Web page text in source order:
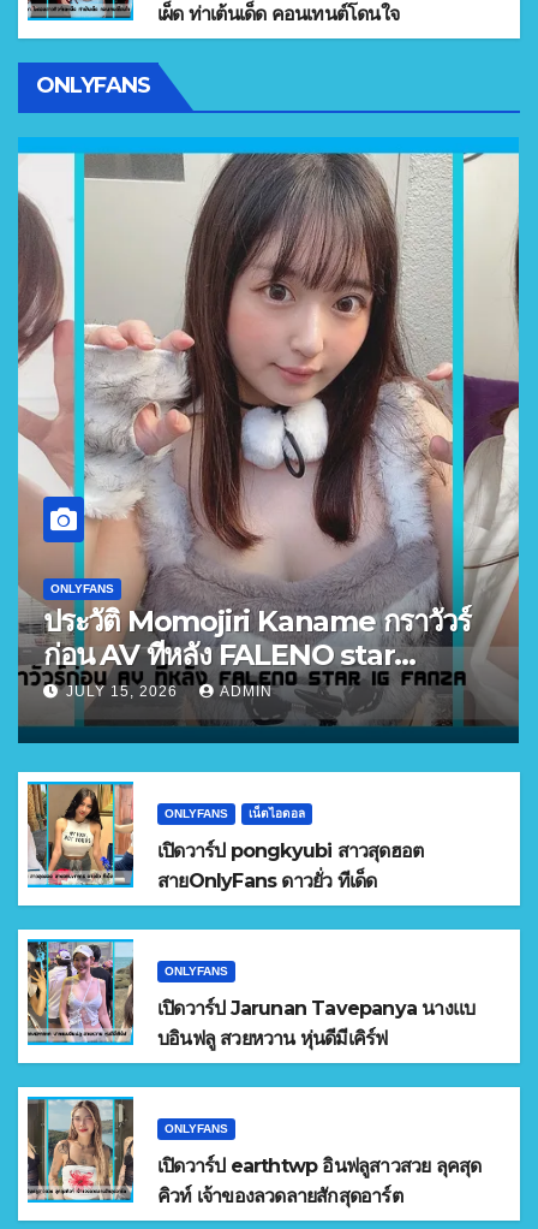
เผ็ด ท่าเต้นเด็ด คอนเทนต์โดนใจ
ONLYFANS
ONLYFANS
ประวัติ Momojiri Kaname กราวัวร์
ก่อน AV ทีหลัง FALENO star
FANZA อันดับ 3
JULY 15, 2026 ADMIN
ONLYFANS เน็ตไอดอล
เปิดวาร์ป pongkyubi สาวสุดฮอต
สายOnlyFans ดาวยั่ว ทีเด็ด
ONLYFANS
เปิดวาร์ป Jarunan Tavepanya นางแบ
บอินฟลู สวยหวาน หุ่นดีมีเคิร์ฟ
ONLYFANS
เปิดวาร์ป earthtwp อินฟลูสาวสวย ลุคสุด
คิวท์ เจ้าของลวดลายสักสุดอาร์ต